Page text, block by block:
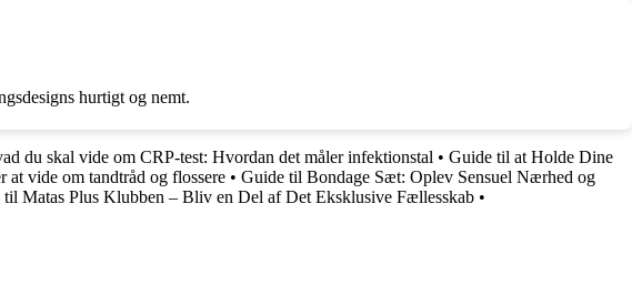
hurtigt og nemt.
du skal vide om CRP-test: Hvordan det måler infektionstal • Guide til at Holde Dine
at vide om tandtråd og flossere • Guide til Bondage Sæt: Oplev Sensuel Nærhed og
til Matas Plus Klubben – Bliv en Del af Det Eksklusive Fællesskab •